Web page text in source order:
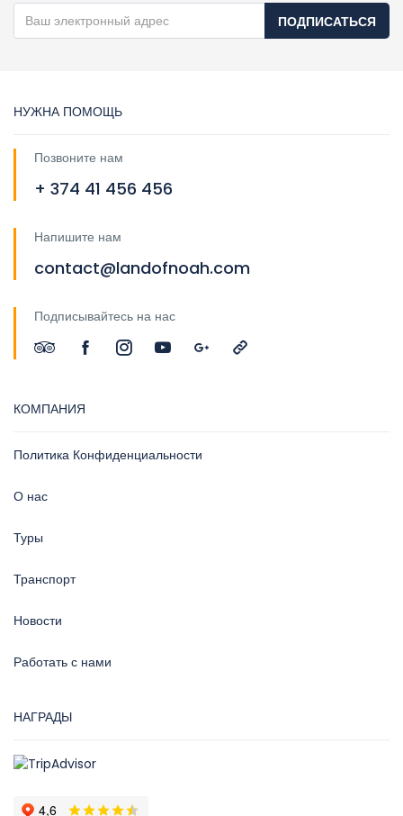
ПОДПИСАТЬСЯ
НУЖНА ПОМОЩЬ
Позвоните нам
+ 374 41 456 456
Напишите нам
contact@landofnoah.com
Подписывайтесь на нас
КОМПАНИЯ
Политика Конфиденциальности
О нас
Туры
Транспорт
Новости
Работать с нами
НАГРАДЫ